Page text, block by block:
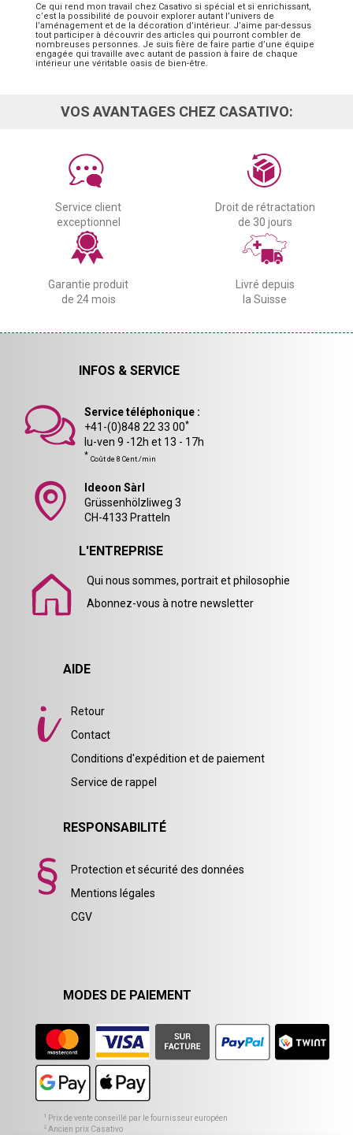
Ce qui rend mon travail chez Casativo si spécial et si enrichissant,
c’est la possibilité de pouvoir explorer autant l’univers de
l’aménagement et de la décoration d’intérieur. J’aime par-dessus
tout participer à découvrir des articles qui pourront combler de
nombreuses personnes. Je suis fière de faire partie d’une équipe
engagée qui travaille avec autant de passion à faire de chaque
intérieur une véritable oasis de bien-être.
VOS AVANTAGES CHEZ CASATIVO:
Service client
exceptionnel
Droit de rétractation
de 30 jours
Garantie produit
de 24 mois
Livré depuis
la Suisse
INFOS & SERVICE
Service téléphonique :
+41-(0)848 22 33 00*
lu-ven 9 -12h et 13 - 17h
* Coût de 8 Cent./min
Ideoon Sàrl
Grüssenhölzliweg 3
CH-4133 Pratteln
L'ENTREPRISE
Qui nous sommes, portrait et philosophie
Abonnez-vous à notre newsletter
AIDE
Retour
Contact
Conditions d'expédition et de paiement
Service de rappel
RESPONSABILITÉ
Protection et sécurité des données
Mentions légales
CGV
MODES DE PAIEMENT
1 Prix de vente conseillé par le fournisseur européen
2 Ancien prix Casativo